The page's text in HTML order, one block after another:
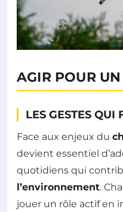
AGIR POUR
LES GESTES
Face aux enjeux du
devient essentiel
quotidiens qui
l’environnement.
jouer un rôle actif en